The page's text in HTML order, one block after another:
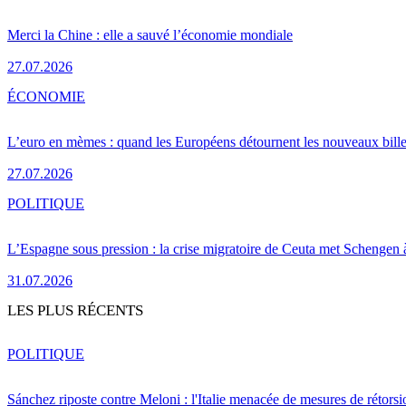
Merci la Chine : elle a sauvé l’économie mondiale
27.07.2026
L’euro en mèmes : quand les Européens détournent les nouveaux
27.07.2026
ÉCONOMIE
L’Espagne sous pression : la crise migratoire de Ceuta met Schengen
31.07.2026
POLITIQUE
LES PLUS RÉCENTS
Sánchez riposte contre Meloni : l'Italie menacée de mesures de
POLITIQUE